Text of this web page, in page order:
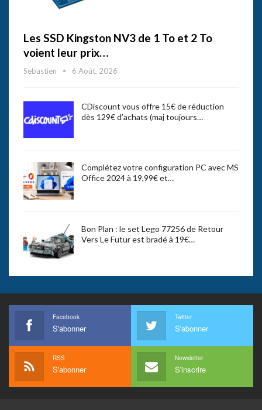
Les SSD Kingston NV3 de 1 To et 2 To
voient leur prix…
Sebastien 6 Août, 2026
CDiscount vous offre 15€ de réduction
dès 129€ d’achats (maj toujours…
Complétez votre configuration PC avec MS
Office 2024 à 19,99€ et…
Bon Plan : le set Lego 77256 de Retour
Vers Le Futur est bradé à 19€…
Facebook
S'abonner
Twitter
S'abonner
RSS
S'abonner
Newsletter
S'inscrire